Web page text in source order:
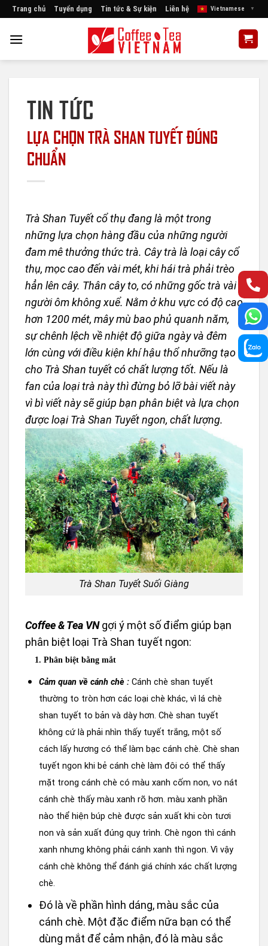
Skip
content
Trang chủ Tuyển dụng Tin tức & Sự kiện Liên hệ Vietnamese ▼
TIN TỨC
LỰA CHỌN TRÀ SHAN TUYẾT ĐÚNG
CHUẨN
Trà Shan Tuyết cổ thụ đang là một trong
những lựa chọn hàng đầu của những người
đam mê thưởng thức trà. Cây trà là loại cây cổ
thụ, mọc cao đến vài mét, khi hái trà phải trèo
hẳn lên cây. Thân cây to, có những gốc trà vài
người ôm không xuể. Nằm ở khu vực có độ cao
hơn 1200 mét, mây mù bao phủ quanh năm,
sự chênh lệch về nhiệt độ giữa ngày và đêm
lớn cùng với điều kiện khí hậu thổ nhưỡng tạo
cho Trà Shan tuyết có chất lượng tốt. Nếu là
fan của loại trà này thì đừng bỏ lỡ bài viết này
vì bì viết này sẽ giúp bạn phân biệt và lựa chọn
được loại Trà Shan Tuyết ngon, chất lượng.
Trà Shan Tuyết Suối Giàng
Coffee & Tea VNgợi ý một số điểm giúp bạn
phân biệt loại Trà Shan tuyết ngon:
1. Phân biệt bằng mắt
Cảm quan về cánh chè : Cánh chè shan tuyết
thường to tròn hơn các loại chè khác, vì lá chè
shan tuyết to bản và dày hơn. Chè shan tuyết
không cứ là phải nhìn thấy tuyết trắng, một số
cách lấy hương có thể làm bạc cánh chè. Chè shan
tuyết ngon khi bẻ cánh chè làm đôi có thể thấy
mặt trong cánh chè có màu xanh cốm non, vo nát
cánh chè thấy màu xanh rõ hơn. màu xanh phần
nào thể hiện búp chè được sản xuất khi còn tươi
non và sản xuất đúng quy trình. Chè ngon thì cánh
xanh nhưng không phải cánh xanh thì ngon. Vì vậy
cánh chè không thể đánh giá chính xác chất lượng
chè.
Đó là về phần hình dáng, màu sắc của
cánh chè. Một đặc điểm nữa bạn có thể
dùng mắt để cảm nhận, đó là màu sắc